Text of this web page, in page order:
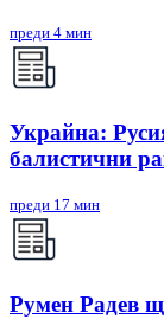
преди 4 мин
Украйна:
балистични
преди 17 мин
Румен Радев